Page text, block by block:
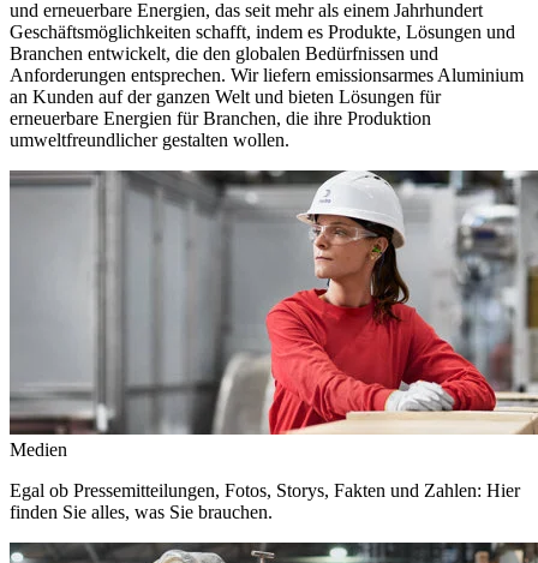
und erneuerbare Energien, das seit mehr als einem Jahrhundert
Geschäftsmöglichkeiten schafft, indem es Produkte, Lösungen und
Branchen entwickelt, die den globalen Bedürfnissen und
Anforderungen entsprechen. Wir liefern emissionsarmes Aluminium
an Kunden auf der ganzen Welt und bieten Lösungen für
erneuerbare Energien für Branchen, die ihre Produktion
umweltfreundlicher gestalten wollen.
Medien
Egal ob Pressemitteilungen, Fotos, Storys, Fakten und Zahlen: Hier
finden Sie alles, was Sie brauchen.